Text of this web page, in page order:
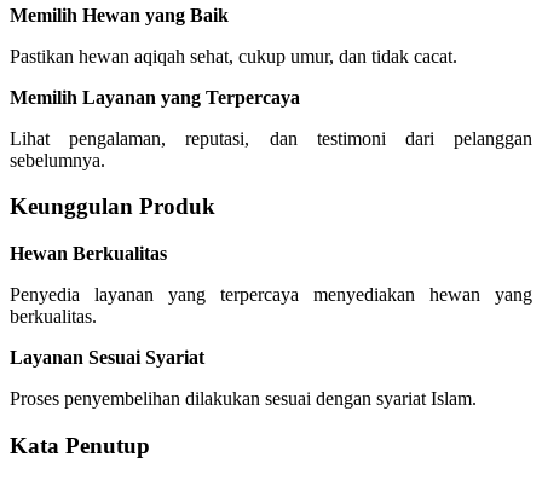
Memilih Hewan yang Baik
Pastikan hewan aqiqah sehat, cukup umur, dan tidak cacat.
Memilih Layanan yang Terpercaya
Lihat pengalaman, reputasi, dan testimoni dari pelanggan
sebelumnya.
Keunggulan Produk
Hewan Berkualitas
Penyedia layanan yang terpercaya menyediakan hewan yang
berkualitas.
Layanan Sesuai Syariat
Proses penyembelihan dilakukan sesuai dengan syariat Islam.
Kata Penutup